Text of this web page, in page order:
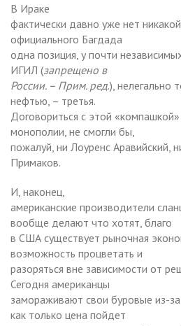
В Ираке
фактически давно уже нет
официального Багдада
одна позиция, у почти
ИГИЛ (запрещено в
России. – Прим. ред.), нелегально
нефтью, – третья.
Договориться с этой
монополии, не смогли бы,
пожалуй, ни Лоуренс Аравийский,
Примаков.
И, наконец,
американские производители
вообще делают что хотят, благо
в США существует рыночная
возможность процветать и
разоряться вне зависимости от
Сегодня американцы
замораживают свои буровые из-
как только цена пойдет